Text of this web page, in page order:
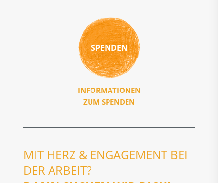
SPENDEN
INFORMATIONEN
ZUM SPENDEN
MIT HERZ & ENGAGEMENT BEI
DER ARBEIT?